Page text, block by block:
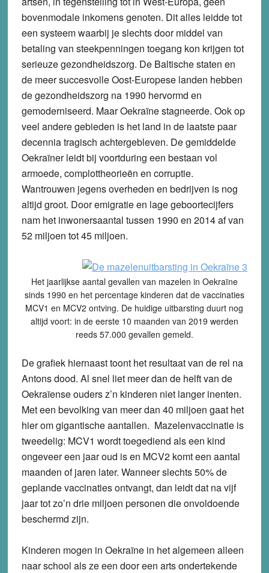
bovenmodale inkomens genoten. Dit alles leidde tot
een systeem waarbij je slechts door middel van
betaling van steekpenningen toegang kon krijgen tot
serieuze gezondheidszorg. De Baltische staten en
de meer succesvolle Oost-Europese landen hebben
de gezondheidszorg na 1990 hervormd en
gemoderniseerd. Maar Oekraïne stagneerde. Ook op
veel andere gebieden is het land in de laatste paar
decennia tragisch achtergebleven. De gemiddelde
Oekraïner leidt bij voortduring een bestaan vol
armoede, complottheorieën en corruptie.
Wantrouwen jegens overheden en bedrijven is nog
altijd groot. Door emigratie en lage geboortecijfers
nam het inwonersaantal tussen 1990 en 2014 af van
52 miljoen tot 45 miljoen.
Het jaarlijkse aantal gevallen van mazelen in Oekraïne
sinds 1990 en het percentage kinderen dat de vaccinaties
MCV1 en MCV2 ontving. De huidige uitbarsting duurt nog
altijd voort: in de eerste 10 maanden van 2019 werden
reeds 57.000 gevallen gemeld.
De grafiek hiernaast toont het resultaat van de rel na
Antons dood. Al snel liet meer dan de helft van de
Oekraïense ouders z’n kinderen niet langer inenten.
Met een bevolking van meer dan 40 miljoen gaat het
hier om gigantische aantallen. Mazelenvaccinatie is
tweedelig: MCV1 wordt toegediend als een kind
ongeveer een jaar oud is en MCV2 komt een aantal
maanden of jaren later. Wanneer slechts 50% de
geplande vaccinaties ontvangt, dan leidt dat na vijf
jaar tot zo’n drie miljoen personen die onvoldoende
beschermd zijn.
Kinderen mogen in Oekraïne in het algemeen alleen
naar school als ze een door een arts ondertekende